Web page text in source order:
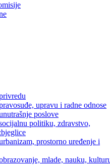
upravu i radne odnose
poslove
politiku, zdravstvo,